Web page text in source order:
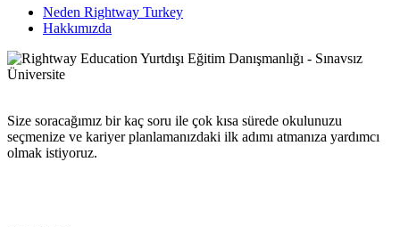
Neden Rightway Turkey
Hakkımızda
Size soracağımız bir kaç soru ile çok kısa sürede okulunuzu
seçmenize ve kariyer planlamanızdaki ilk adımı atmanıza yardımcı
olmak istiyoruz.